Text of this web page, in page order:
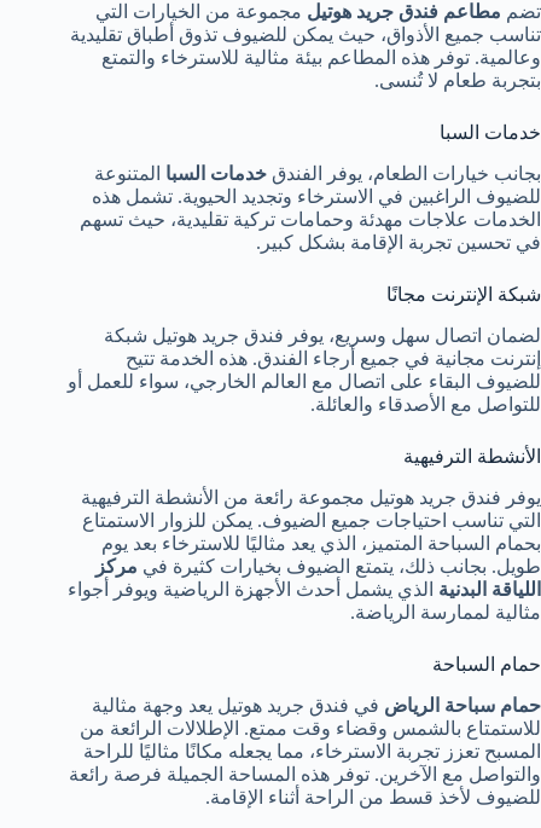
تضم مطاعم فندق جريد هوتيل مجموعة من الخيارات التي
تناسب جميع الأذواق، حيث يمكن للضيوف تذوق أطباق تقليدية
وعالمية. توفر هذه المطاعم بيئة مثالية للاسترخاء والتمتع
بتجربة طعام لا تُنسى.
خدمات السبا
بجانب خيارات الطعام، يوفر الفندق خدمات السبا المتنوعة
للضيوف الراغبين في الاسترخاء وتجديد الحيوية. تشمل هذه
الخدمات علاجات مهدئة وحمامات تركية تقليدية، حيث تسهم
في تحسين تجربة الإقامة بشكل كبير.
شبكة الإنترنت مجانًا
لضمان اتصال سهل وسريع، يوفر فندق جريد هوتيل شبكة
إنترنت مجانية في جميع أرجاء الفندق. هذه الخدمة تتيح
للضيوف البقاء على اتصال مع العالم الخارجي، سواء للعمل أو
للتواصل مع الأصدقاء والعائلة.
الأنشطة الترفيهية
يوفر فندق جريد هوتيل مجموعة رائعة من الأنشطة الترفيهية
التي تناسب احتياجات جميع الضيوف. يمكن للزوار الاستمتاع
بحمام السباحة المتميز، الذي يعد مثاليًا للاسترخاء بعد يوم
طويل. بجانب ذلك، يتمتع الضيوف بخيارات كثيرة في مركز
اللياقة البدنية الذي يشمل أحدث الأجهزة الرياضية ويوفر أجواء
مثالية لممارسة الرياضة.
حمام السباحة
حمام سباحة الرياض في فندق جريد هوتيل يعد وجهة مثالية
للاستمتاع بالشمس وقضاء وقت ممتع. الإطلالات الرائعة من
المسبح تعزز تجربة الاسترخاء، مما يجعله مكانًا مثاليًا للراحة
والتواصل مع الآخرين. توفر هذه المساحة الجميلة فرصة رائعة
للضيوف لأخذ قسط من الراحة أثناء الإقامة.